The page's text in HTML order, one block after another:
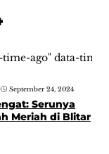
ago" data-
September 24, 2024
Serunya
Meriah di Blitar